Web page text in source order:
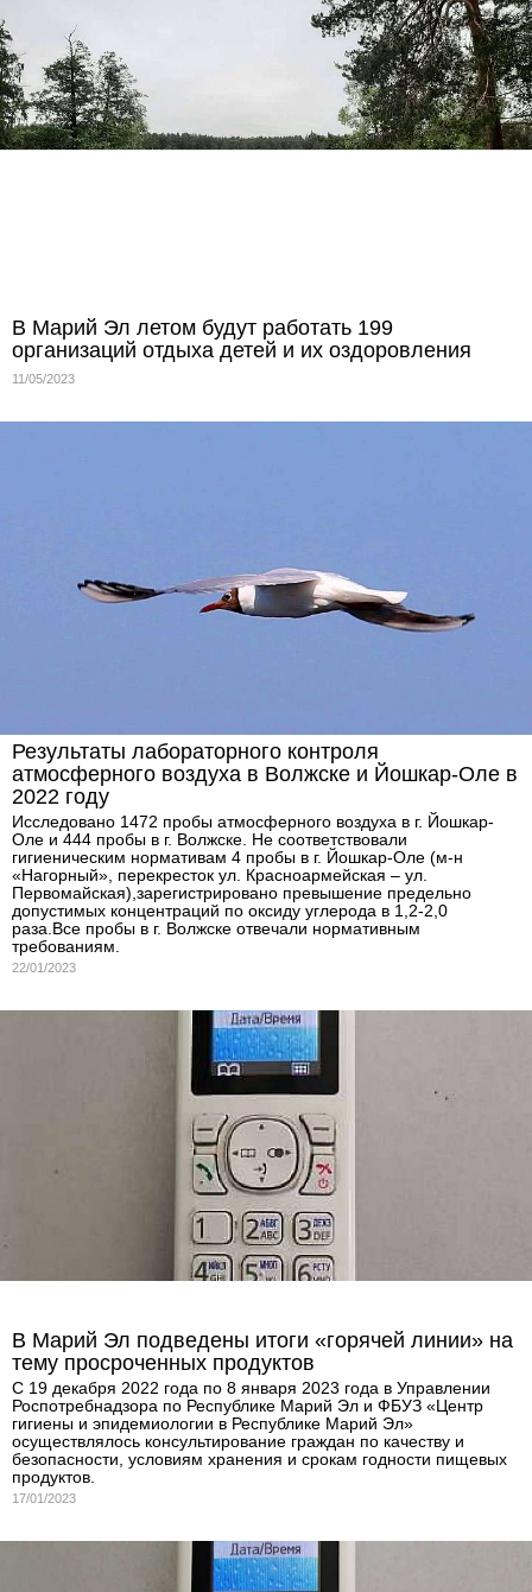
В Марий Эл летом будут работать 199
организаций отдыха детей и их оздоровления
11/05/2023
Результаты лабораторного контроля
атмосферного воздуха в Волжске и Йошкар-Оле в
2022 году
Исследовано 1472 пробы атмосферного воздуха в г. Йошкар-
Оле и 444 пробы в г. Волжске. Не соответствовали
гигиеническим нормативам 4 пробы в г. Йошкар-Оле (м-н
«Нагорный», перекресток ул. Красноармейская – ул.
Первомайская),зарегистрировано превышение предельно
допустимых концентраций по оксиду углерода в 1,2-2,0
раза.Все пробы в г. Волжске отвечали нормативным
требованиям.
22/01/2023
В Марий Эл подведены итоги «горячей линии» на
тему просроченных продуктов
С 19 декабря 2022 года по 8 января 2023 года в Управлении
Роспотребнадзора по Республике Марий Эл и ФБУЗ «Центр
гигиены и эпидемиологии в Республике Марий Эл»
осуществлялось консультирование граждан по качеству и
безопасности, условиям хранения и срокам годности пищевых
продуктов.
17/01/2023